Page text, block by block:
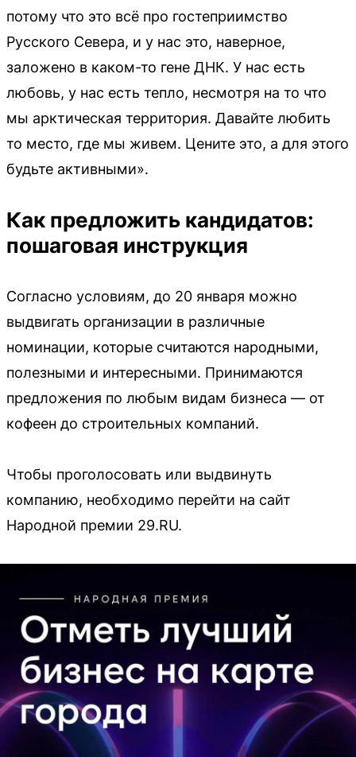
потому что это всё про гостеприимство
Русского Севера, и у нас это, наверное,
заложено в каком-то гене ДНК. У нас есть
любовь, у нас есть тепло, несмотря на то что
мы арктическая территория. Давайте любить
то место, где мы живем. Цените это, а для этого
будьте активными».
Как предложить кандидатов:
пошаговая инструкция
Согласно условиям, до 20 января можно
выдвигать организации в различные
номинации, которые считаются народными,
полезными и интересными. Принимаются
предложения по любым видам бизнеса — от
кофеен до строительных компаний.
Чтобы проголосовать или выдвинуть
компанию, необходимо перейти на сайт
Народной премии 29.RU.